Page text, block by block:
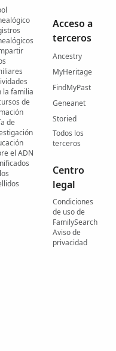
la familia
de
de
el ADN
Acceso a
terceros
Ancestry
MyHeritage
FindMyPast
Geneanet
Storied
Todos los
terceros
Centro
legal
Condiciones
de uso de
FamilySearch
Aviso de
privacidad